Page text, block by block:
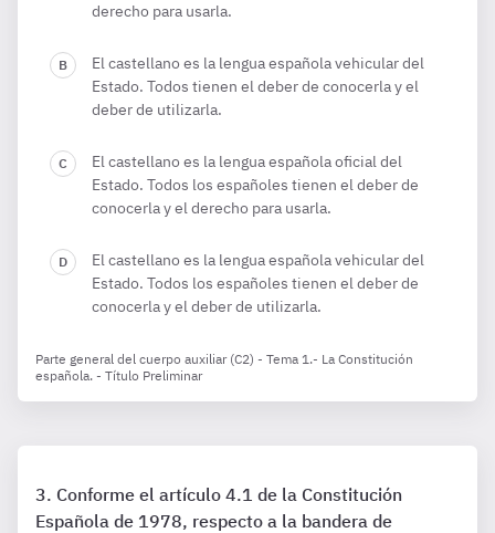
derecho para usarla.
El castellano es la lengua española vehicular del
Estado. Todos tienen el deber de conocerla y el
deber de utilizarla.
El castellano es la lengua española oficial del
Estado. Todos los españoles tienen el deber de
conocerla y el derecho para usarla.
El castellano es la lengua española vehicular del
Estado. Todos los españoles tienen el deber de
conocerla y el deber de utilizarla.
Parte general del cuerpo auxiliar (C2) - Tema 1.- La Constitución
española. - Título Preliminar
Conforme el artículo 4.1 de la Constitución
Española de 1978, respecto a la bandera de